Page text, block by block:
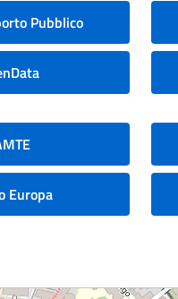
Pubblico
Europa